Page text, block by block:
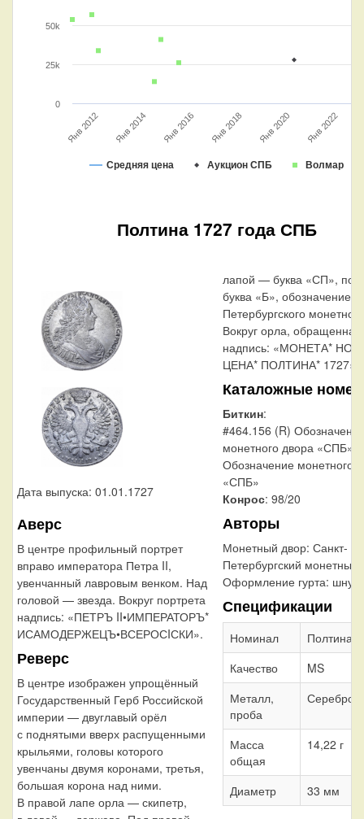
Средняя цена Аукцион СПБ Волмар
Янв 2012 Янв 2014 Янв 2016 Янв 2018 Янв 2020 Янв 2022
0
25k
50k
Полтина 1727 года СПБ
Дата выпуска: 01.01.1727
Аверс
В центре профильный портрет
вправо императора Петра II,
увенчанный лавровым венком. Над
головой — звезда. Вокруг портрета
надпись: «ПЕТРЪ II•ИМПЕРАТОРЪ*
ИСАМОДЕРЖЕЦЪ•ВСЕРОСIСКИ».
Реверс
В центре изображен упрощённый
Государственный Герб Российской
империи — двуглавый орёл
с поднятыми вверх распущенными
крыльями, головы которого
увенчаны двумя коронами, третья,
большая корона над ними.
В правой лапе орла — скипетр,
лапой — буква «СП»,
буква «Б», обозначение
Петербургского
Вокруг орла, обращенная
надпись: «МОНЕТА*
ЦЕНА* ПОЛТИНА* 1727».
Каталожные
Биткин:
#464.156 (R)
монетного двора
Обозначение монетного
«СПБ»
Конрос: 98/20
Авторы
Монетный двор: Санкт-
Петербургский монетный
Оформление гурта: шнур
Спецификации
Номинал
Полтина
Качество
MS
Металл,
проба
Серебро
Масса
общая
14,22 г
Диаметр 33 мм